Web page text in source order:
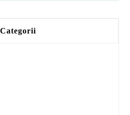
Categorii